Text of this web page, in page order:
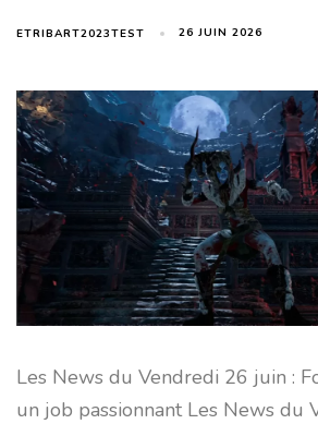
ETRIBART2023TEST 26 JUIN 2026
Les News du Vendredi 26 juin :
un job passionnant Les News du